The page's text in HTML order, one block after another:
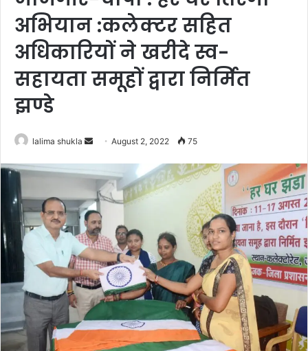
अभियान :कलेक्टर सहित
अधिकारियों ने खरीदे स्व-
सहायता समूहों द्वारा निर्मित
झण्डे
lalima shukla
Send
email
August 2, 2022 75